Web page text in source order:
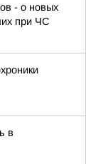
- о новых
при ЧС
в